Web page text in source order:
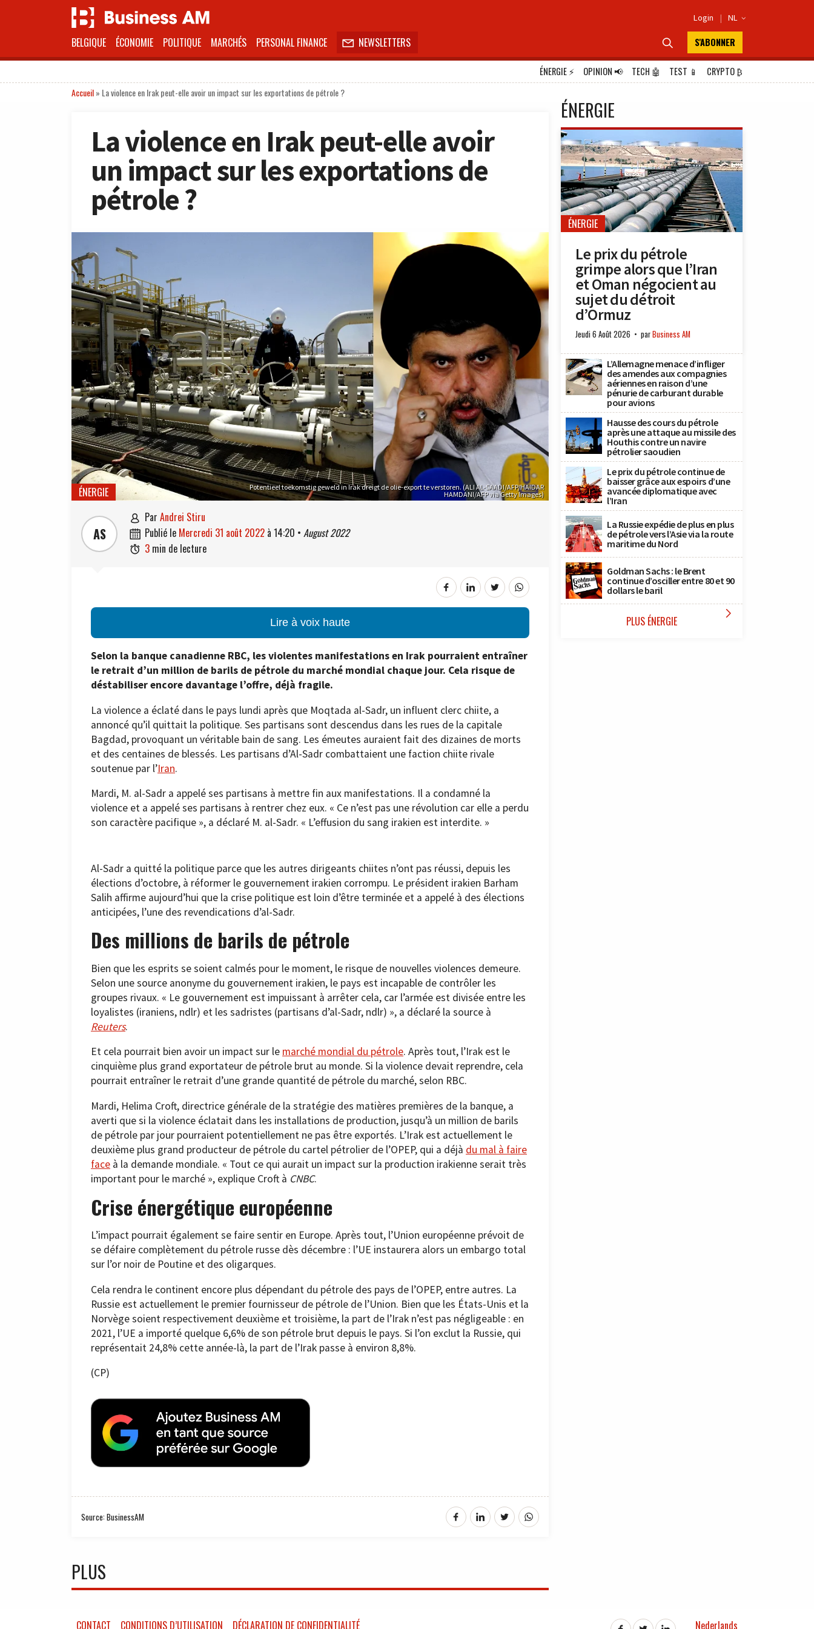
Login | NL 
BELGIQUE ÉCONOMIE POLITIQUE MARCHÉS PERSONAL FINANCE  NEWSLETTERS  S'ABONNER
ÉNERGIE⚡ OPINION📢 TECH 🤖 TEST 📱 CRYPTO₿
Accueil» La violence en Irak peut-elle avoir un impact sur les exportations de pétrole ?
La violence en Irak peut-elle avoir
un impact sur les exportations de
pétrole ?
Potentieel toekomstig geweld in Irak dreigt de olie-export te verstoren. (ALI AL-SAADI/AFP/HAIDAR
HAMDANI/AFP via Getty Images)
ÉNERGIE
AS
 par Andrei Stiru
 publié le mercredi 31 août 2022 à 14:20 • August 2022
 3 min de lecture
Lire à voix haute
Selon la banque canadienne RBC, les violentes manifestations en Irak pourraient entraîner
le retrait d’un million de barils de pétrole du marché mondial chaque jour. Cela risque de
déstabiliser encore davantage l’offre, déjà fragile.
La violence a éclaté dans le pays lundi après que Moqtada al-Sadr, un influent clerc chiite, a
annoncé qu’il quittait la politique. Ses partisans sont descendus dans les rues de la capitale
Bagdad, provoquant un véritable bain de sang. Les émeutes auraient fait des dizaines de morts
et des centaines de blessés. Les partisans d’Al-Sadr combattaient une faction chiite rivale
soutenue par l’Iran.
Mardi, M. al-Sadr a appelé ses partisans à mettre fin aux manifestations. Il a condamné la
violence et a appelé ses partisans à rentrer chez eux. « Ce n’est pas une révolution car elle a perdu
son caractère pacifique », a déclaré M. al-Sadr. « L’effusion du sang irakien est interdite. »
Al-Sadr a quitté la politique parce que les autres dirigeants chiites n’ont pas réussi, depuis les
élections d’octobre, à réformer le gouvernement irakien corrompu. Le président irakien Barham
Salih affirme aujourd’hui que la crise politique est loin d’être terminée et a appelé à des élections
anticipées, l’une des revendications d’al-Sadr.
Des millions de barils de pétrole
Bien que les esprits se soient calmés pour le moment, le risque de nouvelles violences demeure.
Selon une source anonyme du gouvernement irakien, le pays est incapable de contrôler les
groupes rivaux. « Le gouvernement est impuissant à arrêter cela, car l’armée est divisée entre les
loyalistes (iraniens, ndlr) et les sadristes (partisans d’al-Sadr, ndlr) », a déclaré la source à
Reuters.
Et cela pourrait bien avoir un impact sur le marché mondial du pétrole. Après tout, l’Irak est le
cinquième plus grand exportateur de pétrole brut au monde. Si la violence devait reprendre, cela
pourrait entraîner le retrait d’une grande quantité de pétrole du marché, selon RBC.
Mardi, Helima Croft, directrice générale de la stratégie des matières premières de la banque, a
averti que si la violence éclatait dans les installations de production, jusqu’à un million de barils
de pétrole par jour pourraient potentiellement ne pas être exportés. L’Irak est actuellement le
deuxième plus grand producteur de pétrole du cartel pétrolier de l’OPEP, qui a déjà du mal à faire
face à la demande mondiale. « Tout ce qui aurait un impact sur la production irakienne serait très
important pour le marché », explique Croft à CNBC.
Crise énergétique européenne
L’impact pourrait également se faire sentir en Europe. Après tout, l’Union européenne prévoit de
se défaire complètement du pétrole russe dès décembre : l’UE instaurera alors un embargo total
sur l’or noir de Poutine et des oligarques.
Cela rendra le continent encore plus dépendant du pétrole des pays de l’OPEP, entre autres. La
Russie est actuellement le premier fournisseur de pétrole de l’Union. Bien que les États-Unis et la
Norvège soient respectivement deuxième et troisième, la part de l’Irak n’est pas négligeable : en
2021, l’UE a importé quelque 6,6% de son pétrole brut depuis le pays. Si l’on exclut la Russie, qui
représentait 24,8% cette année-là, la part de l’Irak passe à environ 8,8%.
(CP)
Source: BusinessAM
PLUS
ÉNERGIE
ÉNERGIE
Le prix du pétrole
grimpe alors que l’Iran
et Oman négocient au
sujet du détroit
d’Ormuz
Jeudi 6 Août 2026 parBusiness AM
L’Allemagne menace d’infliger
des amendes aux compagnies
aériennes en raison d’une
pénurie de carburant durable
pour avions
Hausse des cours du pétrole
après une attaque au missile des
Houthis contre un navire
pétrolier saoudien
Le prix du pétrole continue de
baisser grâce aux espoirs d’une
avancée diplomatique avec
l’Iran
La Russie expédie de plus en plus
de pétrole vers l’Asie via la route
maritime du Nord
Goldman Sachs : le Brent
continue d’osciller entre 80 et 90
dollars le baril
PLUS ÉNERGIE 
CONTACT CONDITIONS D’UTILISATION DÉCLARATION DE CONFIDENTIALITÉ Nederlands